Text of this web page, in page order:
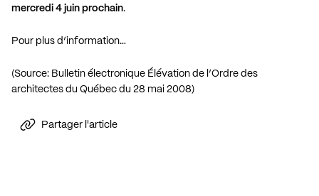
mercredi 4 juin prochain.
Pour plus d’information…
(Source: Bulletin électronique Élévation de l’Ordre des
architectes du Québec du 28 mai 2008)
Partager l'article